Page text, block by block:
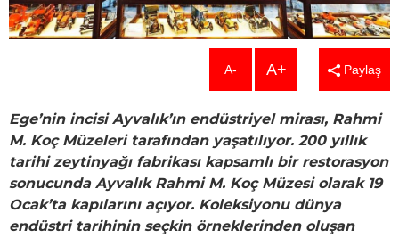
A- A+ Paylaş
Ege’nin incisi Ayvalık’ın endüstriyel mirası, Rahmi
M. Koç Müzeleri tarafından yaşatılıyor. 200 yıllık
tarihi zeytinyağı fabrikası kapsamlı bir restorasyon
sonucunda Ayvalık Rahmi M. Koç Müzesi olarak 19
Ocak’ta kapılarını açıyor. Koleksiyonu dünya
endüstri tarihinin seçkin örneklerinden oluşan